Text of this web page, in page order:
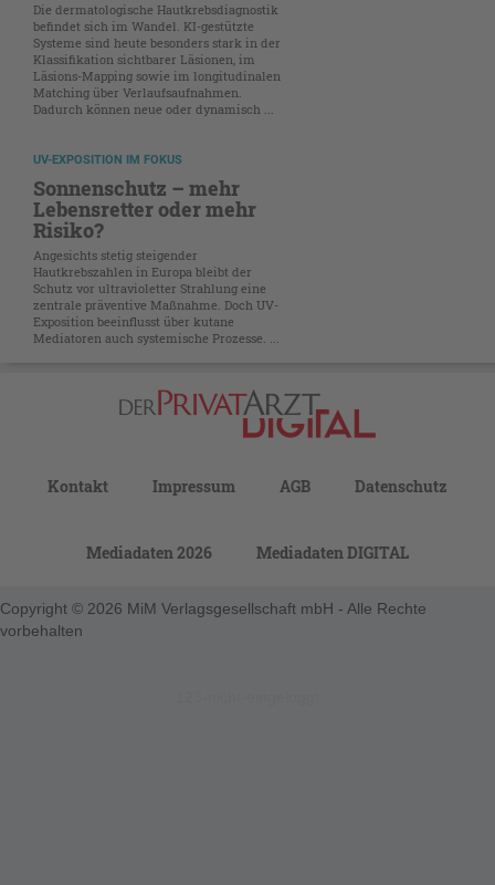
Die dermatologische Hautkrebsdiagnostik
befindet sich im Wandel. KI-gestützte
Systeme sind heute besonders stark in der
Klassifikation sichtbarer Läsionen, im
Läsions-Mapping sowie im longitudinalen
Matching über Verlaufsaufnahmen.
Dadurch können neue oder dynamisch ...
UV-EXPOSITION IM FOKUS
Sonnenschutz – mehr
Lebensretter oder mehr
Risiko?
Angesichts stetig steigender
Hautkrebszahlen in Europa bleibt der
Schutz vor ultravioletter Strahlung eine
zentrale präventive Maßnahme. Doch UV-
Exposition beeinflusst über kutane
Mediatoren auch systemische Prozesse. ...
Kontakt Impressum AGB Datenschutz
Mediadaten 2026 Mediadaten DIGITAL
Copyright © 2026 MiM Verlagsgesellschaft mbH - Alle Rechte
vorbehalten